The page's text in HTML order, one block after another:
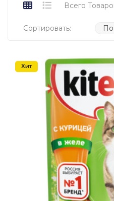
Всего
Сортировать:
Хит